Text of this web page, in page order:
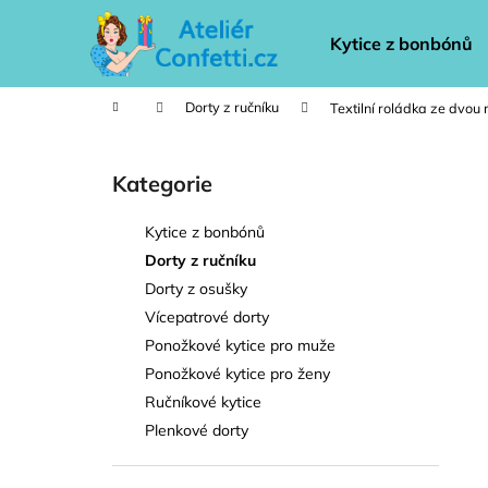
Kytice z bonbónů
Domů Dorty z ručníku Textilní roládka ze dvou
Přeskočit
kategorie
Kategorie
Kytice z bonbónů
Dorty z ručníku
Dorty z osušky
Vícepatrové dorty
Ponožkové kytice pro muže
Ponožkové kytice pro ženy
Ručníkové kytice
Plenkové dorty
í
Zpět
do
Zpět
do